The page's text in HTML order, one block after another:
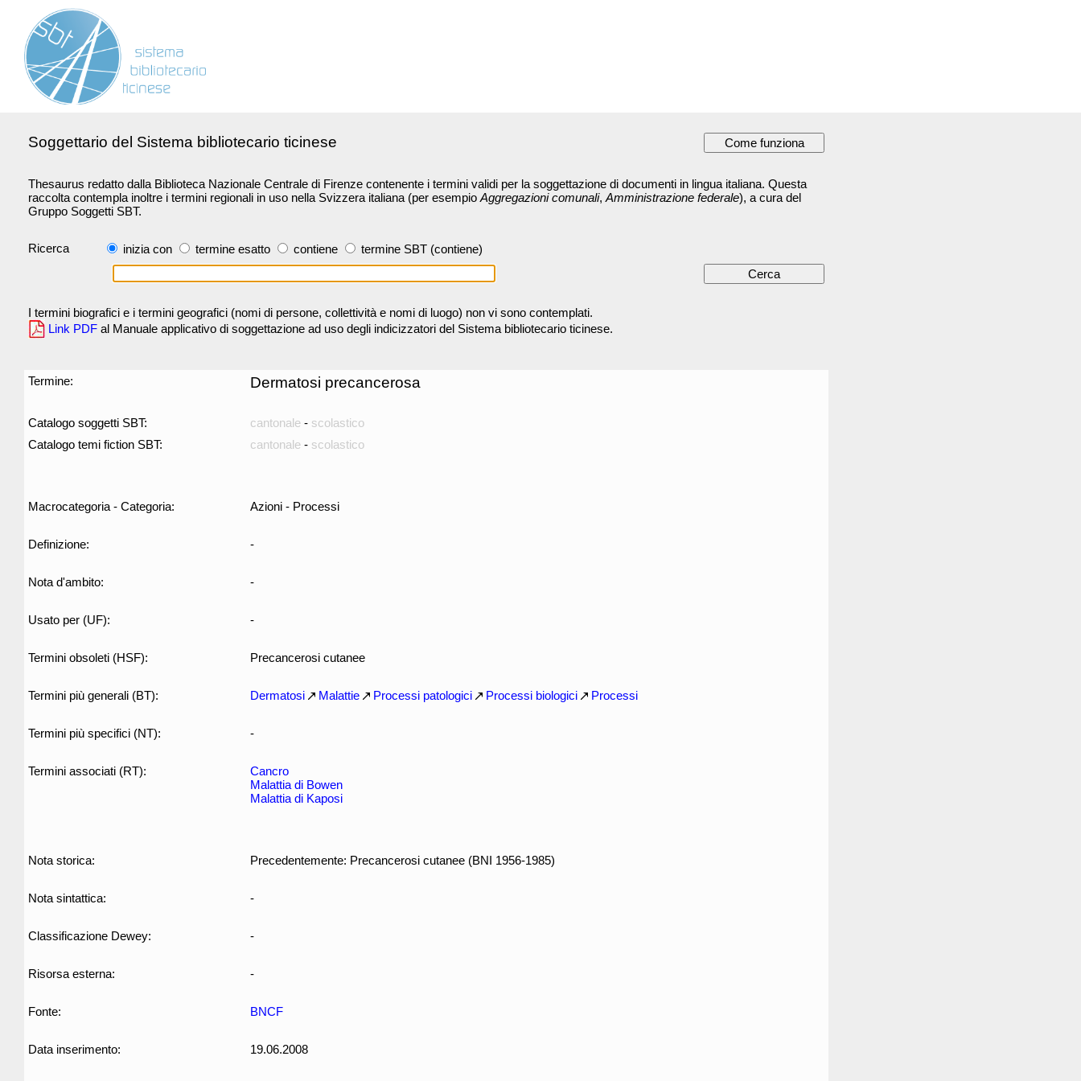
Soggettario del Sistema bibliotecario ticinese
Thesaurus redatto dalla Biblioteca Nazionale Centrale di Firenze contenente i termini validi per la soggettazione di documenti in lingua italiana. Questa
raccolta contempla inoltre i termini regionali in uso nella Svizzera italiana (per esempio Aggregazioni comunali, Amministrazione federale), a cura del
Gruppo Soggetti SBT.
Ricerca inizia con termine esatto contiene termine SBT (contiene)
I termini biografici e i termini geografici (nomi di persone, collettività e nomi di luogo) non vi sono contemplati.
Link PDF al Manuale applicativo di soggettazione ad uso degli indicizzatori del Sistema bibliotecario ticinese.
Termine: Dermatosi precancerosa
Catalogo soggetti SBT: cantonale - scolastico
Catalogo temi fiction SBT:
cantonale - scolastico
Macrocategoria - Categoria: Azioni - Processi
Definizione: -
Nota d'ambito: -
Usato per (UF): -
Termini obsoleti (HSF): Precancerosi cutanee
Termini più generali (BT): Dermatosi Malattie Processi patologici Processi biologici Processi
Termini più specifici (NT): -
Termini associati (RT):
Cancro
Malattia di Bowen
Malattia di Kaposi
Nota storica: Precedentemente: Precancerosi cutanee (BNI 1956-1985)
Nota sintattica: -
Classificazione Dewey: -
Risorsa esterna: -
Fonte: BNCF
Data inserimento: 19.06.2008